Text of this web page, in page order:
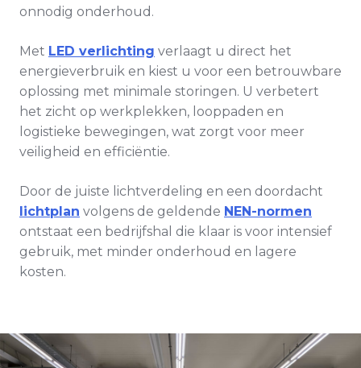
onnodig onderhoud.
Met LED verlichting verlaagt u direct het
energieverbruik en kiest u voor een betrouwbare
oplossing met minimale storingen. U verbetert
het zicht op werkplekken, looppaden en
logistieke bewegingen, wat zorgt voor meer
veiligheid en efficiëntie.
Door de juiste lichtverdeling en een doordacht
lichtplan volgens de geldende NEN-normen
ontstaat een bedrijfshal die klaar is voor intensief
gebruik, met minder onderhoud en lagere
kosten.